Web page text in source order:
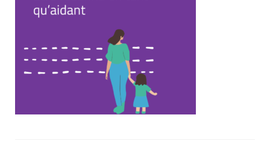
Nos livres
Nos livres adaptés
Soins bucco-dentaires
Les troubles sensoriels
Aide aux démarches